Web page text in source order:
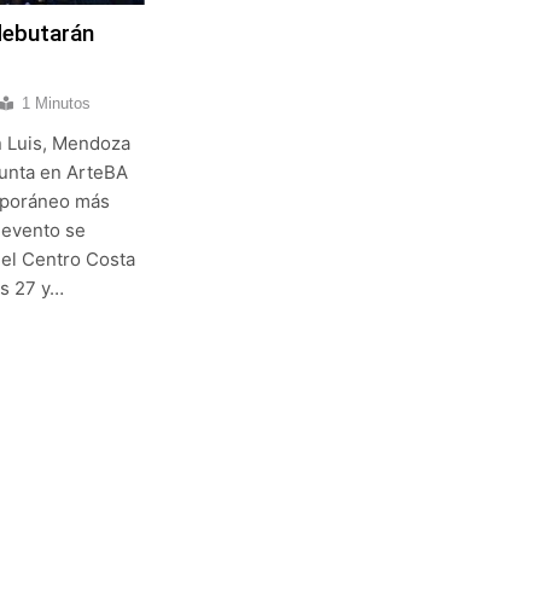
el subsecretario de Seguridad de Quilmes, Hernán
Arizaga confirmó que tuvo un «brote psicótico» por
Atrás
Avanza consiguió la mayoría y rechazó el pedido del
Atrás
movilización al Congreso contra el proyecto oficial de Ley
Atrás
de Quilmes celebra la fiesta de San Cayetano
Atrás
1 Minutos
Luis, Mendoza
en ArteBA
más
se
Centro Costa
27 y…